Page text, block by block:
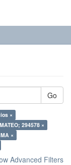
Go
×
294578 ×
×
Advanced Filters